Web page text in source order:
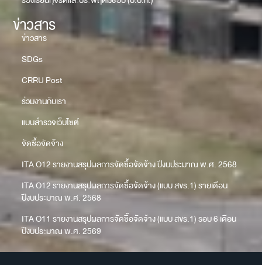
ข่าวสาร
ข่าวสาร
SDGs
CRRU Post
ร่วมงานกับเรา
แบบสำรวจเว็บไซต์
จัดซื้อจัดจ้าง
ITA O12 รายงานสรุปผลการจัดซื้อจัดจ้าง ปีงบประมาณ พ.ศ. 2568
ITA O12 รายงานสรุปผลการจัดซื้อจัดจ้าง (แบบ สขร.1) รายเดือน
ปีงบประมาณ พ.ศ. 2568
ITA O11 รายงานสรุปผลการจัดซื้อจัดจ้าง (แบบ สขร.1) รอบ 6 เดือน
ปีงบประมาณ พ.ศ. 2569